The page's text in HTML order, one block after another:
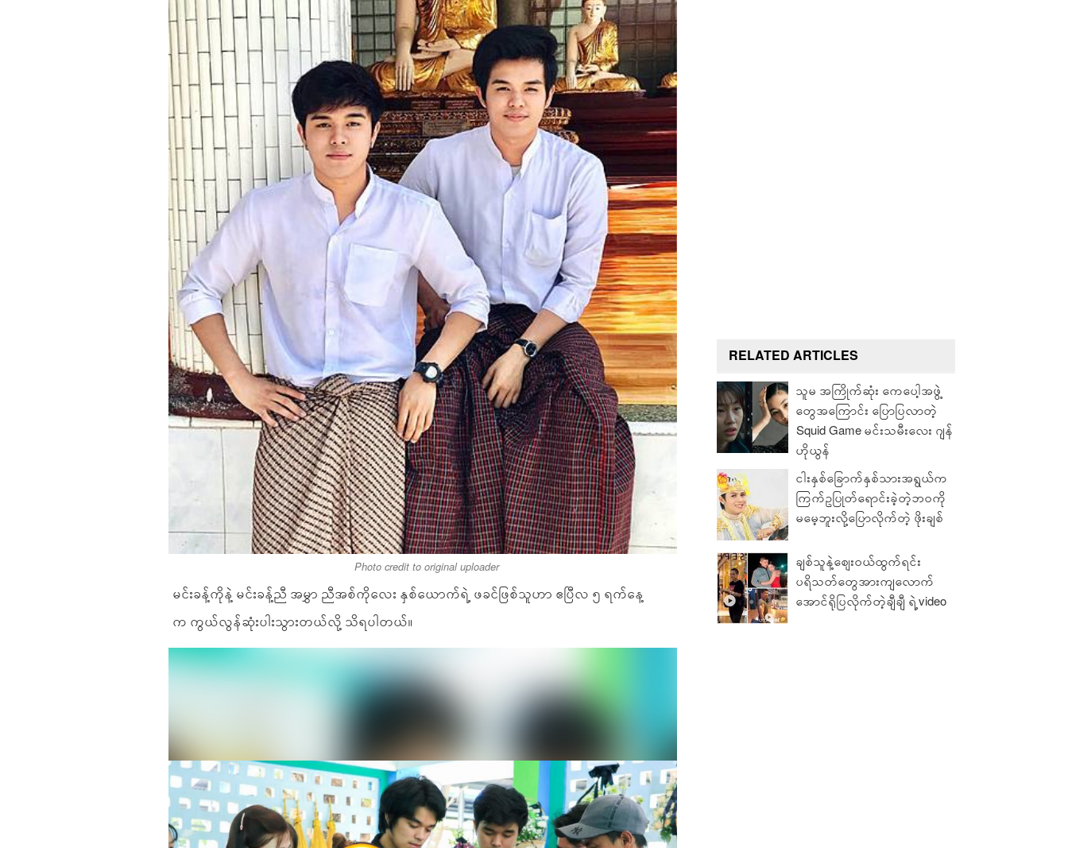
Photo credit to original uploader
မင်းခန့်ကိုနဲ့ မင်းခန့်ညီ အမွှာ ညီအစ်ကိုလေး နှစ်ယောက်ရဲ့ ဖခင်ဖြစ်သူဟာ ဧပြီလ ၅ ရက်နေ့
က ကွယ်လွန်ဆုံးပါးသွားတယ်လို့ သိရပါတယ်။
RELATED ARTICLES
သူမ အကြိုက်ဆုံး ကေပေါ့အဖွဲ့
တွေအကြောင်း ပြောပြလာတဲ့
Squid Game မင်းသမီးလေး ဂျန်
ဟိုယွန်
ငါးနှစ်ခြောက်နှစ်သားအရွယ်က
ကြက်ဥပြုတ်ရောင်းခဲ့တဲ့ဘဝကို
မမေ့ဘူးလို့ပြောလိုက်တဲ့ ဖိုးချစ်
ချစ်သူနဲ့ဈေးဝယ်ထွက်ရင်း
ပရိသတ်တွေအားကျလောက်
အောင်ရိုပြလိုက်တဲ့ချီချီ ရဲ့video